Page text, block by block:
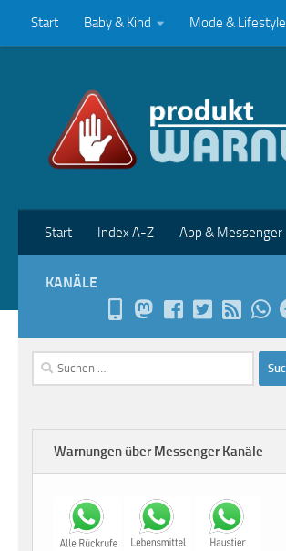
Zum Inhalt springen
Start Baby & Kind Mode & Lifestyle
Start Index A-Z App & Messenger
KANÄLE
Suchen
nach:
Warnungen über Messenger Kanäle